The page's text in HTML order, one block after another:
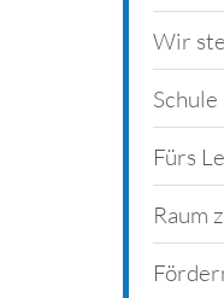
Wir
Fürs